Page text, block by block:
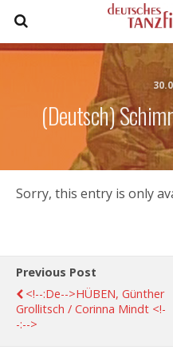
(Deutsch)
Sorry, this entry is only
Previous Post
<!--:de-->HÜBEN, Günther
Grollitsch / Corinna Mindt <!-
-:-->